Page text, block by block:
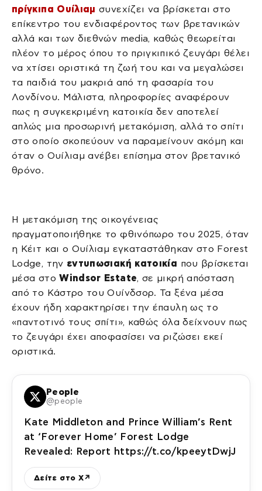
πρίγκιπα Ουίλιαμ συνεχίζει να βρίσκεται στο
επίκεντρο του ενδιαφέροντος των βρετανικών
αλλά και των διεθνών media, καθώς θεωρείται
πλέον το μέρος όπου το πριγκιπικό ζευγάρι θέλει
να χτίσει οριστικά τη ζωή του και να μεγαλώσει
τα παιδιά του μακριά από τη φασαρία του
Λονδίνου. Μάλιστα, πληροφορίες αναφέρουν
πως η συγκεκριμένη κατοικία δεν αποτελεί
απλώς μια προσωρινή μετακόμιση, αλλά το σπίτι
στο οποίο σκοπεύουν να παραμείνουν ακόμη και
όταν ο Ουίλιαμ ανέβει επίσημα στον βρετανικό
θρόνο.
Η μετακόμιση της οικογένειας
πραγματοποιήθηκε το φθινόπωρο του 2025, όταν
η Κέιτ και ο Ουίλιαμ εγκαταστάθηκαν στο Forest
Lodge, την εντυπωσιακή κατοικία που βρίσκεται
μέσα στοWindsor Estate, σε μικρή απόσταση
από το Κάστρο του Ουίνδσορ. Τα ξένα μέσα
έχουν ήδη χαρακτηρίσει την έπαυλη ως το
«παντοτινό τους σπίτι», καθώς όλα δείχνουν πως
το ζευγάρι έχει αποφασίσει να ριζώσει εκεί
οριστικά.
People
@people
Kate Middleton and Prince William’s Rent
at ‘Forever Home’ Forest Lodge
Revealed: Report https://t.co/kpeeytDwjJ
Δείτε στο X↗